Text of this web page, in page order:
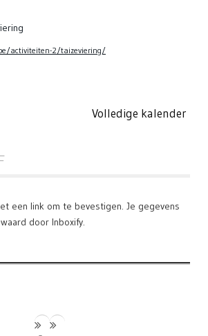
activiteiten-2/taizeviering/
Volledige kalender
een link om te bevestigen. Je gegevens
door Inboxify.